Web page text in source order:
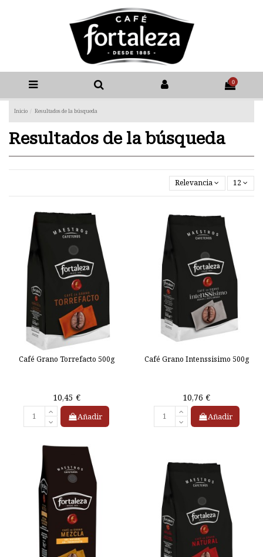
0
Inicio Resultados de la búsqueda
Resultados de la búsqueda
Relevancia 12
Café Grano Torrefacto 500g
10,45 €
Añadir
Café Grano Intenssisimo 500g
10,76 €
Añadir